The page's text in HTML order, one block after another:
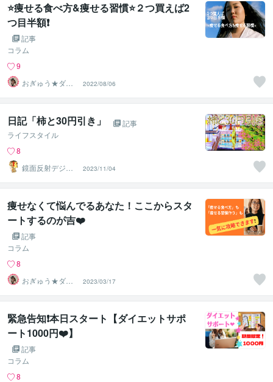
⭐️痩せる食べ方&痩せる習慣⭐️２つ買えば2
つ目半額❗️
記事
コラム
9
おぎゅう★ダイ
エットの専門家
2022/08/06
日記「柿と30円引き」
記事
ライフスタイル
8
鏡面反射デジタ
ルアート製作所
（鈴木穣）
2023/11/04
痩せなくて悩んでるあなた！ここからスタ
ートするのが吉❤️
記事
コラム
8
おぎゅう★ダイ
エットの専門家
2023/03/17
緊急告知❗️本日スタート【ダイエットサポ
ート1000円❤️】
記事
コラム
8